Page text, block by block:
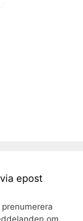
epost
om